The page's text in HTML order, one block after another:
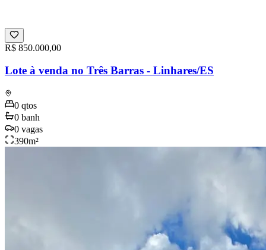
R$ 850.000,00
Lote à venda no Três Barras - Linhares/ES
0 qtos
0 banh
0 vagas
390m²